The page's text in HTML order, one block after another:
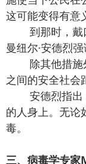
这可能变得有意
到那时，
曼纽尔·安德烈强
除其他措
之间的安全社会
安德烈指出
的人身上。无论
毒。
三、病毒学专